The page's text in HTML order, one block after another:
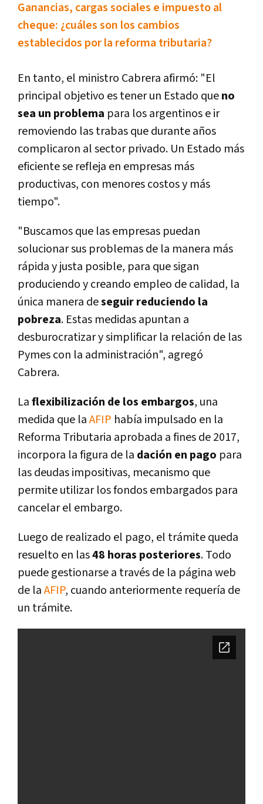
Ganancias, cargas sociales e impuesto al
cheque: ¿cuáles son los cambios
establecidos por la reforma tributaria?
En tanto, el ministro Cabrera afirmó: "El
principal objetivo es tener un Estado queno
sea un problema para los argentinos e ir
removiendo las trabas que durante años
complicaron al sector privado. Un Estado más
eficiente se refleja en empresas más
productivas, con menores costos y más
tiempo".
"Buscamos que las empresas puedan
solucionar sus problemas de la manera más
rápida y justa posible, para que sigan
produciendo y creando empleo de calidad, la
única manera deseguir reduciendo la
pobreza. Estas medidas apuntan a
desburocratizar y simplificar la relación de las
Pymes con la administración", agregó
Cabrera.
Laflexibilización de los embargos, una
medida que laAFIP habí­a impulsado en la
Reforma Tributaria aprobada a fines de 2017,
incorpora la figura de la dación en pago para
las deudas impositivas, mecanismo que
permite utilizar los fondos embargados para
cancelar el embargo.
Luego de realizado el pago, el trámite queda
resuelto en las48 horas posteriores. Todo
puede gestionarse a través de la página web
de laAFIP, cuando anteriormente requerí­a de
un trámite.